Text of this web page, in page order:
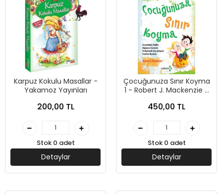
Karpuz Kokulu Masallar -
Yakamoz Yayınları
200,00 TL
Stok 0 adet
Detaylar
Çocuğunuza Sınır Koyma
1 - Robert J. Mackenzie -
450,00 TL
Stok 0 adet
Detaylar